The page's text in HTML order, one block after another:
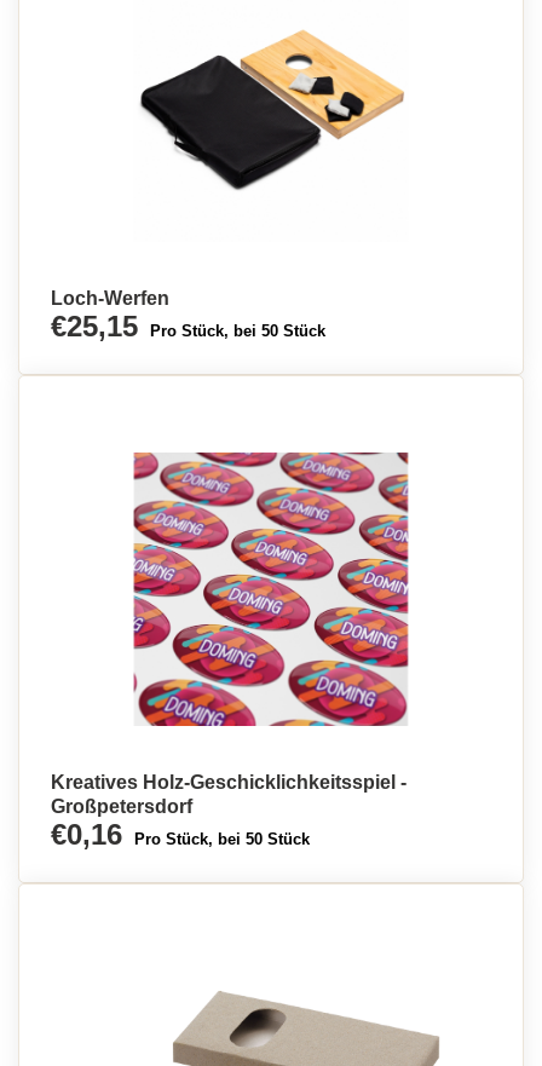
Loch-Werfen
€25,15 Pro Stück, bei 50 Stück
Kreatives Holz-Geschicklichkeitsspiel -
Großpetersdorf
€0,16 Pro Stück, bei 50 Stück